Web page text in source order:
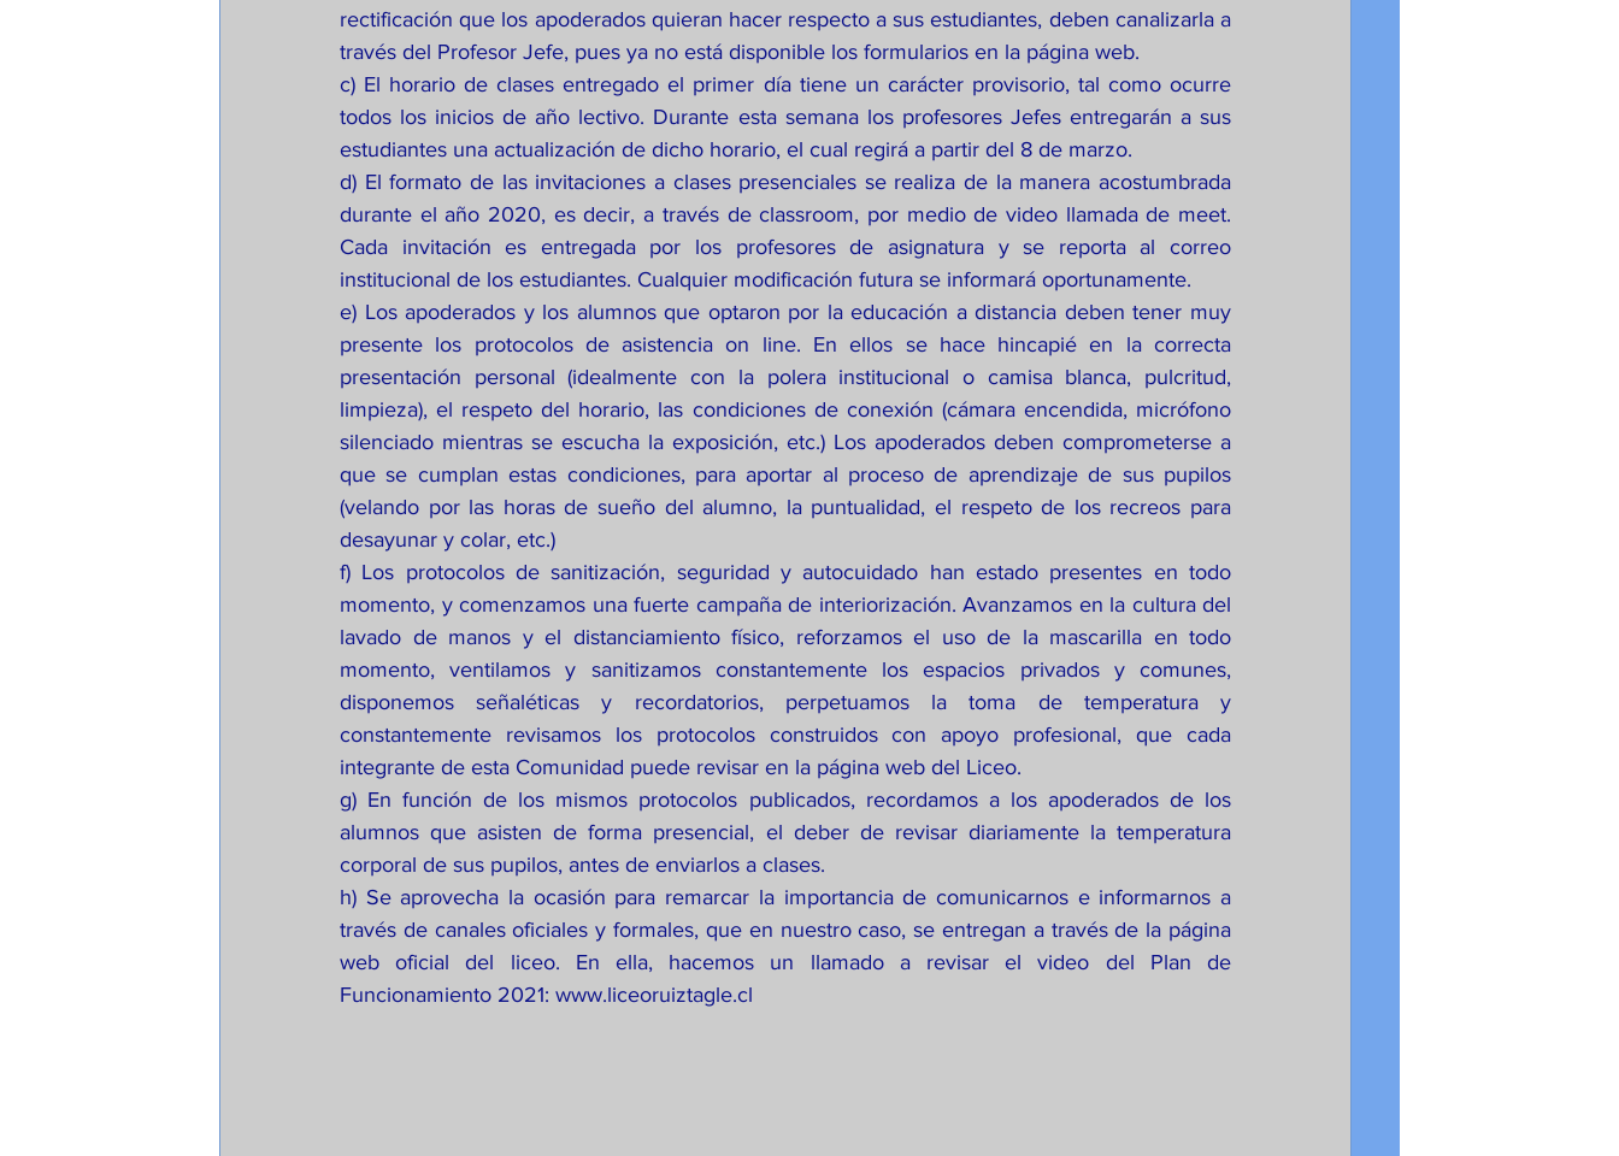
rectificación que los apoderados quieran hacer respecto a sus estudiantes, deben canalizarla a
través del Profesor Jefe, pues ya no está disponible los formularios en la página web.
c) El horario de clases entregado el primer día tiene un carácter provisorio, tal como ocurre
todos los inicios de año lectivo. Durante esta semana los profesores Jefes entregarán a sus
estudiantes una actualización de dicho horario, el cual regirá a partir del 8 de marzo.
d) El formato de las invitaciones a clases presenciales se realiza de la manera acostumbrada
durante el año 2020, es decir, a través de classroom, por medio de video llamada de meet.
Cada invitación es entregada por los profesores de asignatura y se reporta al correo
institucional de los estudiantes. Cualquier modificación futura se informará oportunamente.
e) Los apoderados y los alumnos que optaron por la educación a distancia deben tener muy
presente los protocolos de asistencia on line. En ellos se hace hincapié en la correcta
presentación personal (idealmente con la polera institucional o camisa blanca, pulcritud,
limpieza), el respeto del horario, las condiciones de conexión (cámara encendida, micrófono
silenciado mientras se escucha la exposición, etc.) Los apoderados deben comprometerse a
que se cumplan estas condiciones, para aportar al proceso de aprendizaje de sus pupilos
(velando por las horas de sueño del alumno, la puntualidad, el respeto de los recreos para
desayunar y colar, etc.)
f) Los protocolos de sanitización, seguridad y autocuidado han estado presentes en todo
momento, y comenzamos una fuerte campaña de interiorización. Avanzamos en la cultura del
lavado de manos y el distanciamiento físico, reforzamos el uso de la mascarilla en todo
momento, ventilamos y sanitizamos constantemente los espacios privados y comunes,
disponemos señaléticas y recordatorios, perpetuamos la toma de temperatura y
constantemente revisamos los protocolos construidos con apoyo profesional, que cada
integrante de esta Comunidad puede revisar en la página web del Liceo.
g) En función de los mismos protocolos publicados, recordamos a los apoderados de los
alumnos que asisten de forma presencial, el deber de revisar diariamente la temperatura
corporal de sus pupilos, antes de enviarlos a clases.
h) Se aprovecha la ocasión para remarcar la importancia de comunicarnos e informarnos a
través de canales oficiales y formales, que en nuestro caso, se entregan a través de la página
web oficial del liceo. En ella, hacemos un llamado a revisar el video del Plan de
Funcionamiento 2021: www.liceoruiztagle.cl